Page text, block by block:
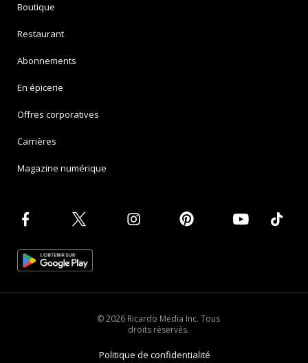
Boutique
Restaurant
Abonnements
En épicerie
Offres corporatives
Carrières
Magazine numérique
© 2026 Ricardo Media Inc. Tous
droits réservés.
Politique de confidentialité